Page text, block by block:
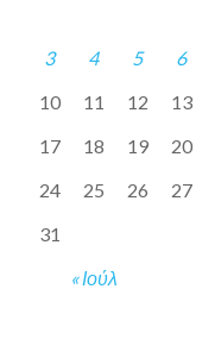
« Ιούλ
3
4 5 6
10
11 12 13
17
18 19 20
24
25 26 27
31